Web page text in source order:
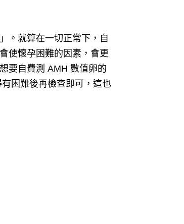
。 就算在一切正常下，自
使懷孕困難的因素，會更
要自費測 AMH 數值卵的
困難後再檢查即可，這也